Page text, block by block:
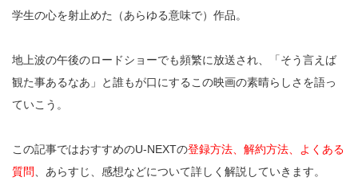
学生の心を射止めた（あらゆる意味で）作品。
地上波の午後のロードショーでも頻繁に放送され、「そう言えば
観た事あるなあ」と誰もが口にするこの映画の素晴らしさを語っ
ていこう。
この記事ではおすすめのU-NEXTの登録方法、解約方法、よくある
質問
、あらすじ、感想などについて詳しく解説していきます。